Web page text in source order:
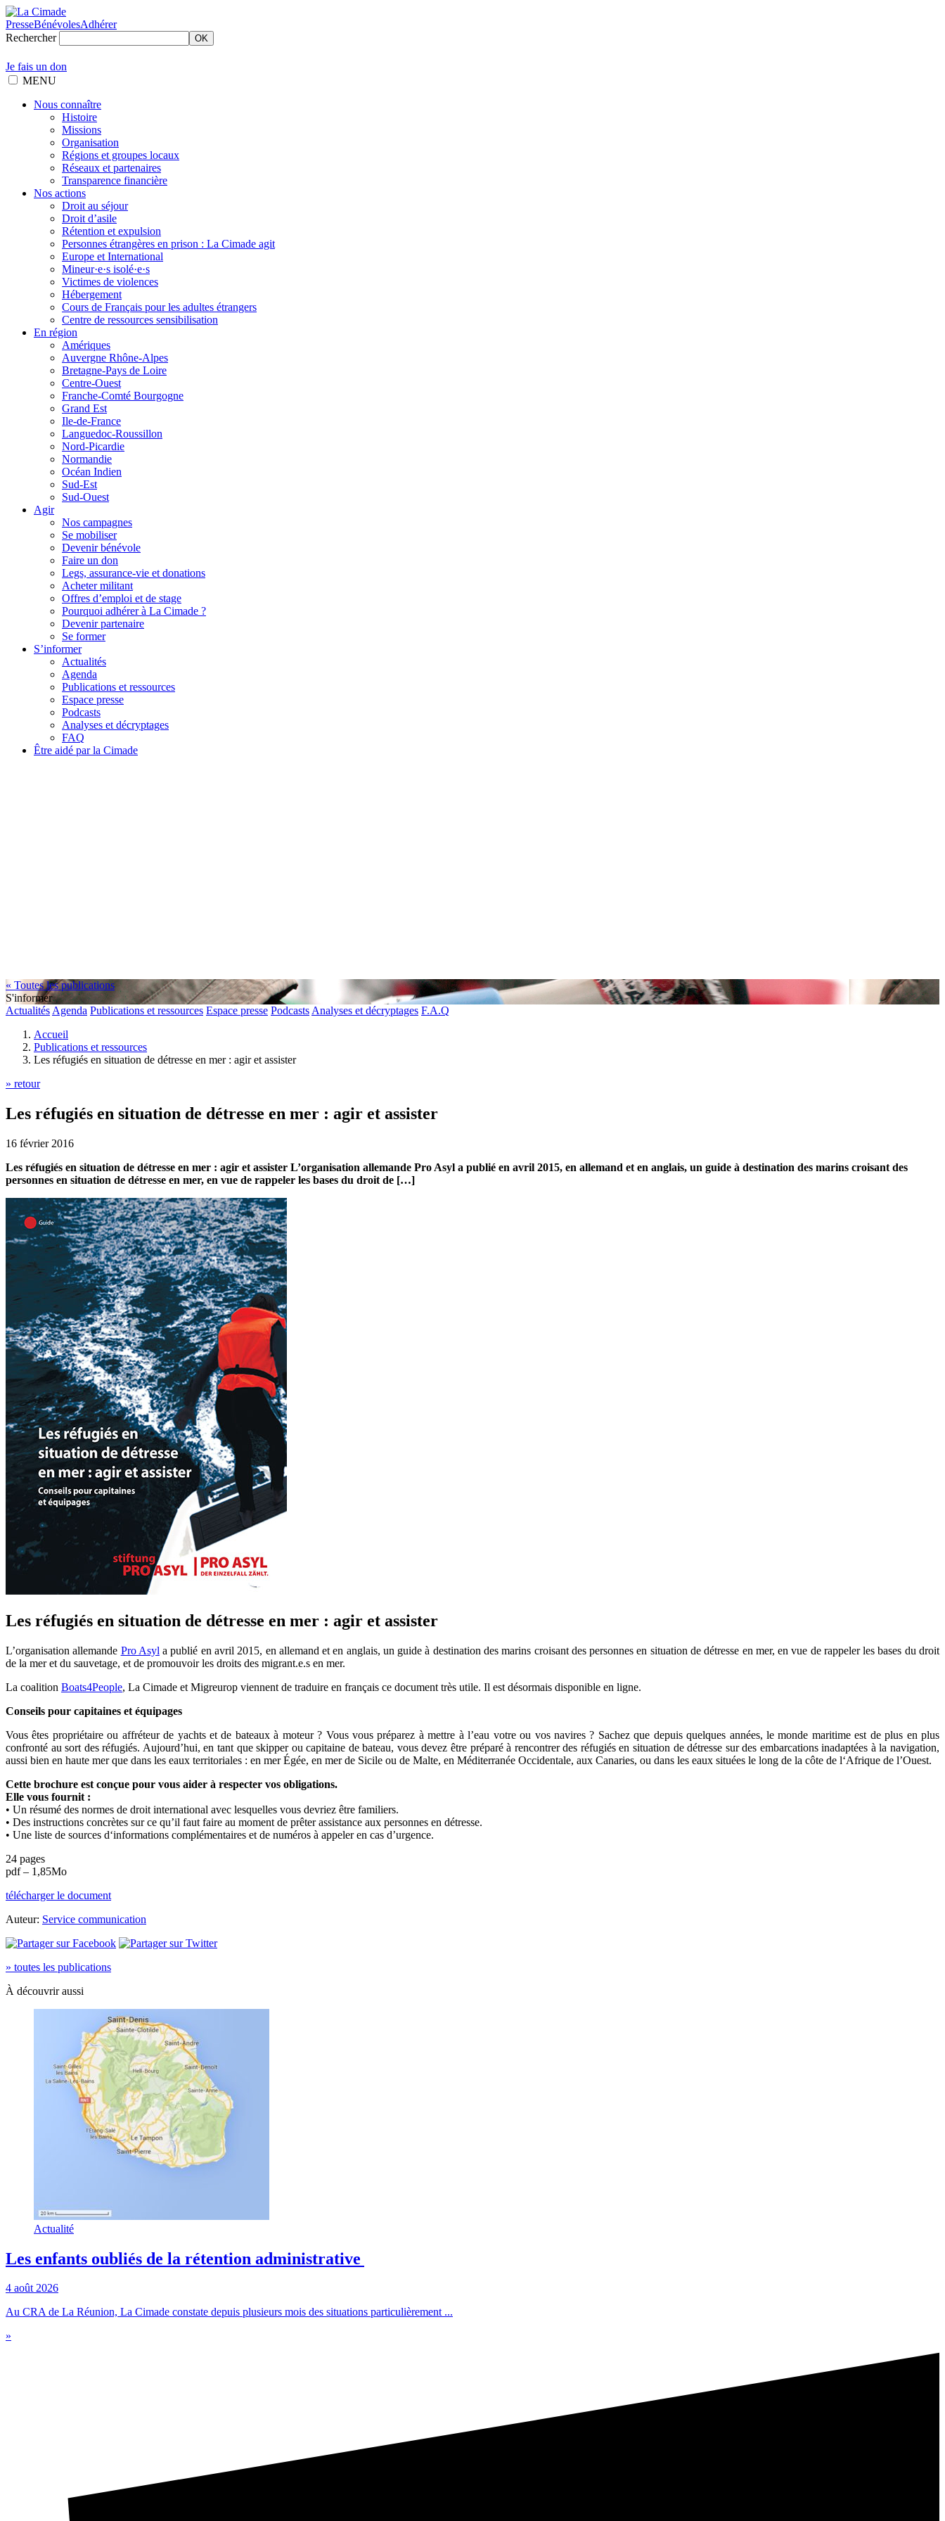
PresseBénévolesAdhérer
Rechercher
OK
Je fais un don
MENU
Nous connaître
Histoire
Missions
Organisation
Régions et groupes locaux
Réseaux et partenaires
Transparence financière
Nos actions
Droit au séjour
Droit d’asile
Rétention et expulsion
Personnes étrangères en prison : La Cimade agit
Europe et International
Mineur·e·s isolé·e·s
Victimes de violences
Hébergement
Cours de Français pour les adultes étrangers
Centre de ressources sensibilisation
En région
Amériques
Auvergne Rhône-Alpes
Bretagne-Pays de Loire
Centre-Ouest
Franche-Comté Bourgogne
Grand Est
Ile-de-France
Languedoc-Roussillon
Nord-Picardie
Normandie
Océan Indien
Sud-Est
Sud-Ouest
Agir
Nos campagnes
Se mobiliser
Devenir bénévole
Faire un don
Legs, assurance-vie et donations
Acheter militant
Offres d’emploi et de stage
Pourquoi adhérer à La Cimade ?
Devenir partenaire
Se former
S’informer
Actualités
Agenda
Publications et ressources
Espace presse
Podcasts
Analyses et décryptages
FAQ
Être aidé par la Cimade
« Toutes les publications
S'informer
Actualités Agenda Publications et ressources Espace presse Podcasts Analyses et décryptages F.A.Q
Accueil
Publications et ressources
Les réfugiés en situation de détresse en mer : agir et assister
» retour
Les réfugiés en situation de détresse en mer : agir et assister
16 février 2016
Les réfugiés en situation de détresse en mer : agir et assister L’organisation allemande Pro Asyl a publié en avril 2015, en allemand et en anglais, un guide à destination des marins croisant des
personnes en situation de détresse en mer, en vue de rappeler les bases du droit de […]
Les réfugiés en situation de détresse en mer : agir et assister
L’organisation allemande Pro Asyl a publié en avril 2015, en allemand et en anglais, un guide à destination des marins croisant des personnes en situation de détresse en mer, en vue de rappeler les bases du droit
de la mer et du sauvetage, et de promouvoir les droits des migrant.e.s en mer.
La coalition Boats4People, La Cimade et Migreurop viennent de traduire en français ce document très utile. Il est désormais disponible en ligne.
Conseils pour capitaines et équipages
Vous êtes propriétaire ou affréteur de yachts et de bateaux à moteur ? Vous vous préparez à mettre à l’eau votre ou vos navires ? Sachez que depuis quelques années, le monde maritime est de plus en plus
confronté au sort des réfugiés. Aujourd’hui, en tant que skipper ou capitaine de bateau, vous devez être préparé à rencontrer des réfugiés en situation de détresse sur des embarcations inadaptées à la navigation,
aussi bien en haute mer que dans les eaux territoriales : en mer Égée, en mer de Sicile ou de Malte, en Méditerranée Occidentale, aux Canaries, ou dans les eaux situées le long de la côte de l‘Afrique de l’Ouest.
Cette brochure est conçue pour vous aider à respecter vos obligations.
Elle vous fournit :
• Un résumé des normes de droit international avec lesquelles vous devriez être familiers.
• Des instructions concrètes sur ce qu’il faut faire au moment de prêter assistance aux personnes en détresse.
• Une liste de sources d‘informations complémentaires et de numéros à appeler en cas d’urgence.
24 pages
pdf – 1,85Mo
télécharger le document
Auteur: Service communication
» toutes les publications
À découvrir aussi
Actualité
Les enfants oubliés de la rétention administrative
4 août 2026
Au CRA de La Réunion, La Cimade constate depuis plusieurs mois des situations particulièrement ...
»